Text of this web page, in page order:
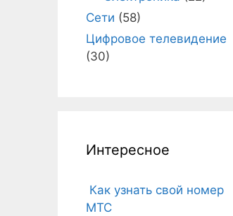
Сети (58)
Цифровое телевидение
(30)
Интересное
Как узнать свой номер
МТС